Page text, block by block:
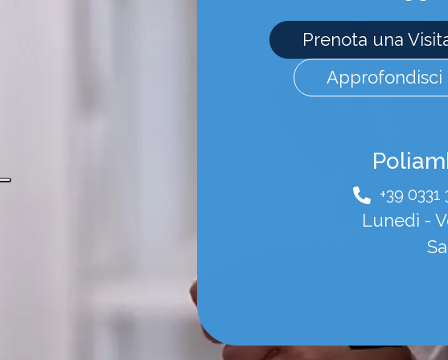
Prenota una
Approfondisci
+39 0331
Lunedì -